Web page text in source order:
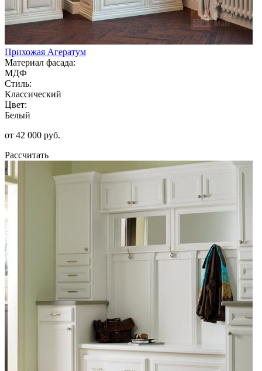
Прихожая Агератум
Материал фасада:
МДФ
Стиль:
Классический
Цвет:
Белый
от 42 000 руб.
Рассчитать